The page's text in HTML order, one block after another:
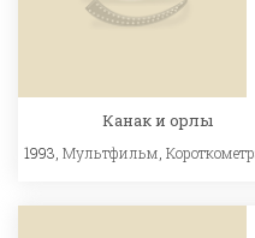
Канак и орлы
1993, Мультфильм,